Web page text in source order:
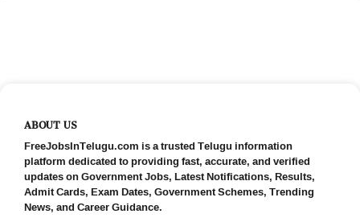
ABOUT US
FreeJobsInTelugu.com is a trusted Telugu information
platform dedicated to providing fast, accurate, and verified
updates on Government Jobs, Latest Notifications, Results,
Admit Cards, Exam Dates, Government Schemes, Trending
News, and Career Guidance.